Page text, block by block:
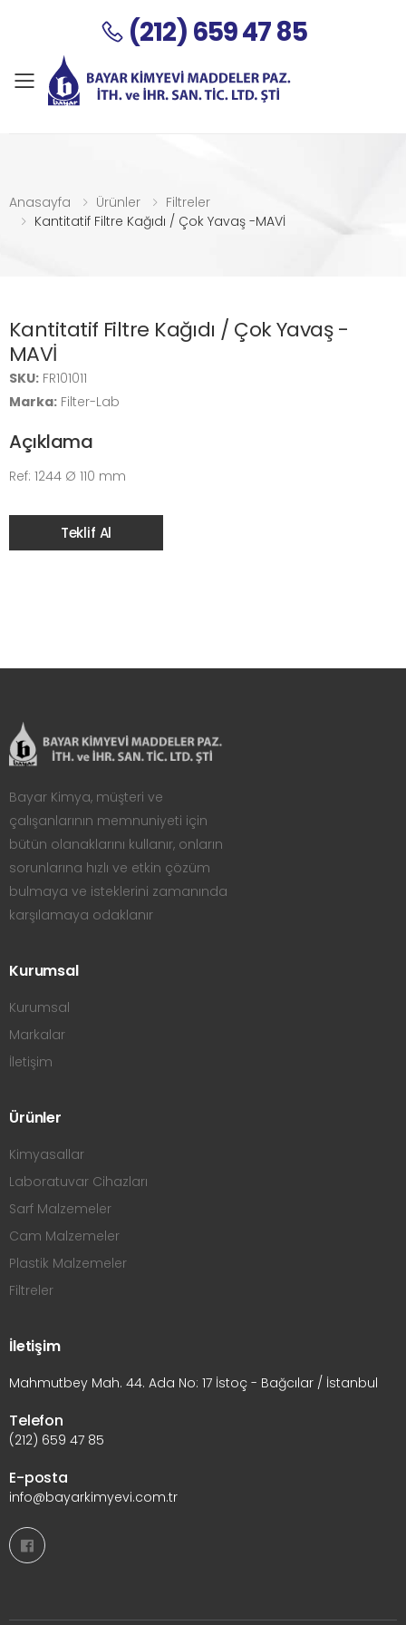
(212) 659 47 85
Menu
Anasayfa Ürünler
Filtreler
Kantitatif Filtre Kağıdı / Çok Yavaş -MAVİ
Kantitatif Filtre Kağıdı / Çok Yavaş -
MAVİ
SKU: FR101011
Marka: Filter-Lab
Açıklama
Ref: 1244 Ø 110 mm
Teklif Al
Bayar Kimya, müşteri ve
çalışanlarının memnuniyeti için
bütün olanaklarını kullanır, onların
sorunlarına hızlı ve etkin çözüm
bulmaya ve isteklerini zamanında
karşılamaya odaklanır
Kurumsal
Kurumsal
Markalar
İletişim
Ürünler
Kimyasallar
Laboratuvar Cihazları
Sarf Malzemeler
Cam Malzemeler
Plastik Malzemeler
Filtreler
İletişim
Mahmutbey Mah. 44. Ada No: 17 İstoç - Bağcılar / İstanbul
Telefon
(212) 659 47 85
E-posta
info@bayarkimyevi.com.tr